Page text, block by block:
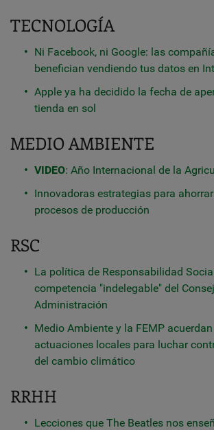
TECNOLOGÍA
Ni Facebook, ni Google: las
benefician vendiendo tus datos en
Apple ya ha decidido la fecha de
tienda en sol
MEDIO AMBIENTE
VIDEO: Año Internacional de la
Innovadoras estrategias para
procesos de producción
RSC
La política de Responsabilidad
competencia "indelegable" del
Administración
Medio Ambiente y la FEMP
actuaciones locales para luchar
del cambio climático
RRHH
Lecciones que The Beatles nos